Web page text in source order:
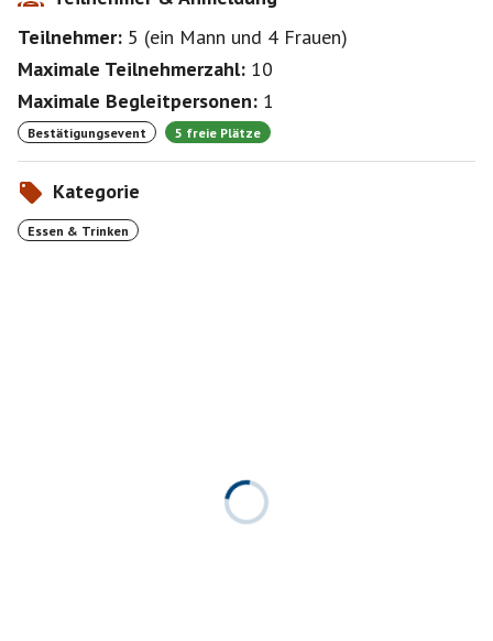
Teilnehmer: 5 (ein Mann und 4 Frauen)
Maximale Teilnehmerzahl: 10
Maximale Begleitpersonen: 1
Bestätigungsevent 5 freie Plätze
Kategorie
Essen & Trinken